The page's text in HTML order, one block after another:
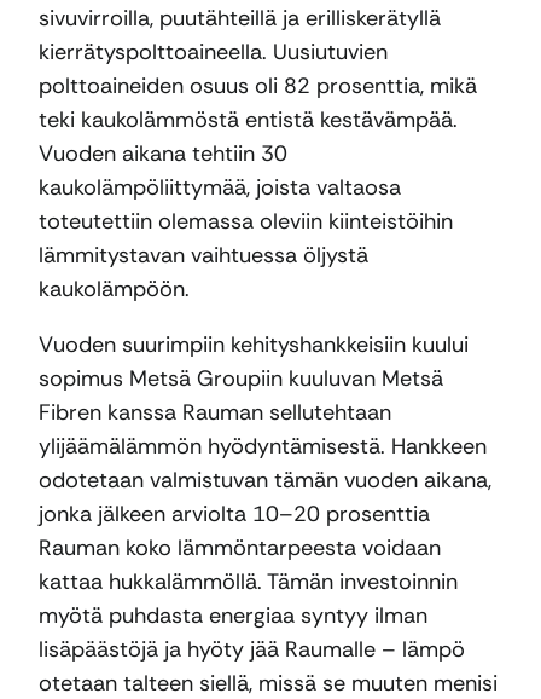
sivuvirroilla, puutähteillä ja erilliskerätyllä
kierrätyspolttoaineella. Uusiutuvien
polttoaineiden osuus oli 82 prosenttia, mikä
teki kaukolämmöstä entistä kestävämpää.
Vuoden aikana tehtiin 30
kaukolämpöliittymää, joista valtaosa
toteutettiin olemassa oleviin kiinteistöihin
lämmitystavan vaihtuessa öljystä
kaukolämpöön.
Vuoden suurimpiin kehityshankkeisiin kuului
sopimus Metsä Groupiin kuuluvan Metsä
Fibren kanssa Rauman sellutehtaan
ylijäämälämmön hyödyntämisestä. Hankkeen
odotetaan valmistuvan tämän vuoden aikana,
jonka jälkeen arviolta 10–20 prosenttia
Rauman koko lämmöntarpeesta voidaan
kattaa hukkalämmöllä. Tämän investoinnin
myötä puhdasta energiaa syntyy ilman
lisäpäästöjä ja hyöty jää Raumalle – lämpö
otetaan talteen siellä, missä se muuten menisi